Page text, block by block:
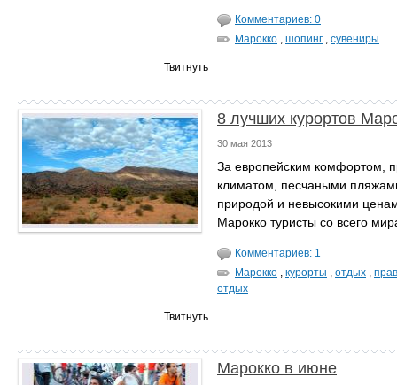
Комментариев: 0
Марокко , шопинг , сувениры
Твитнуть
8 лучших курортов
30 мая 2013
За европейским комфортом,
климатом, песчаными
природой и невысокими
Марокко туристы со всего
Комментариев: 1
Марокко , курорты , отдых ,
отдых
Твитнуть
Марокко в июне